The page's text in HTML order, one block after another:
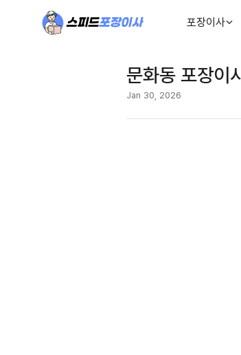
포장이사
문화동 포장이
Jan 30, 2026